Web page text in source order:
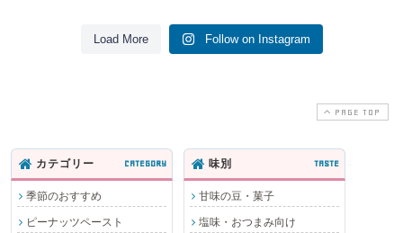
Load More Follow on Instagram
PAGE TOP
カテゴリー CATEGORY
季節のおすすめ
ピーナッツペースト
味別 TASTE
甘味の豆・菓子
塩味・おつまみ向け